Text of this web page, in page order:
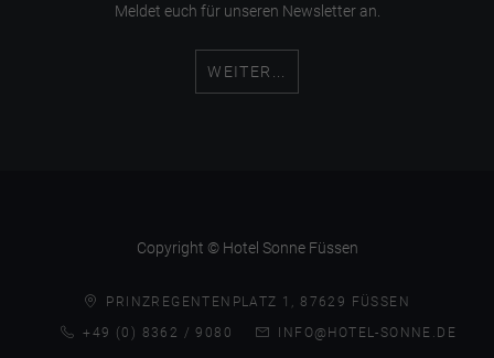
Meldet euch für unseren Newsletter an.
WEITER...
Copyright © Hotel Sonne Füssen
PRINZREGENTENPLATZ 1, 87629 FÜSSEN
+49 (0) 8362 / 9080
INFO@HOTEL-SONNE.DE